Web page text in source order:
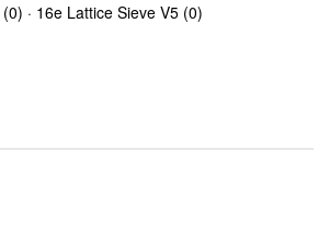
(0) · 16e Lattice Sieve V5 (0)